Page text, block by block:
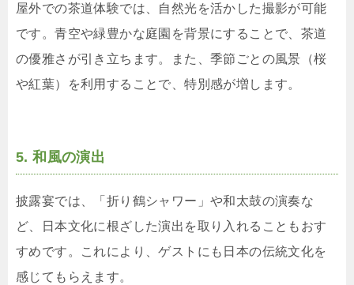
屋外での茶道体験では、自然光を活かした撮影が可能
です。青空や緑豊かな庭園を背景にすることで、茶道
の優雅さが引き立ちます。また、季節ごとの風景（桜
や紅葉）を利用することで、特別感が増します。
5. 和風の演出
披露宴では、「折り鶴シャワー」や和太鼓の演奏な
ど、日本文化に根ざした演出を取り入れることもおす
すめです。これにより、ゲストにも日本の伝統文化を
感じてもらえます。